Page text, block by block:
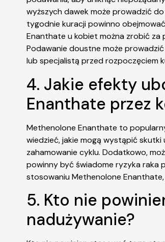
wyższych dawek może prowadzić
tygodnie kuracji powinno
Enanthate u kobiet można zrobić za
Podawanie doustne może
lub specjalistą przed rozpoczęciem
4. Jakie efekty
Enanthate przez
Methenolone Enanthate to
wiedzieć, jakie mogą wystąpić
zahamowanie cyklu. Dodatkowo,
powinny być świadome ryzyka raka
stosowaniu Methenolone
5. Kto nie
nadużywanie?